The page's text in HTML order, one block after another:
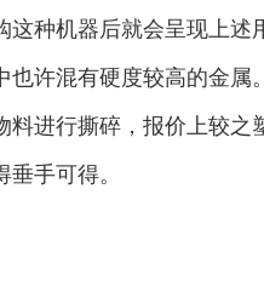
种机器后就会呈现上述
许混有硬度较高的金
进行撕碎，报价上较
手可得。
摩托车破碎机